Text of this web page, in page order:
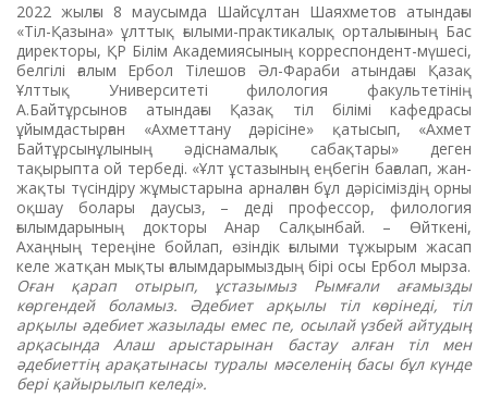
2022 жылғы 8 маусымда Шайсұлтан Шаяхметов атындағы
«Тіл-Қазына» ұлттық ғылыми-практикалық орталығының Бас
директоры, ҚР Білім Академиясының корреспондент-мүшесі,
белгілі ғалым Ербол Тілешов Әл-Фараби атындағы Қазақ
Ұлттық Университеті филология факультетінің
А.Байтұрсынов атындағы Қазақ тіл білімі кафедрасы
ұйымдастырған «Ахметтану дәрісіне» қатысып, «Ахмет
Байтұрсынұлының әдіснамалық сабақтары» деген
тақырыпта ой тербеді. «Ұлт ұстазының еңбегін бағалап, жан-
жақты түсіндіру жұмыстарына арналған бұл дәрісіміздің орны
оқшау болары даусыз, – деді профессор, филология
ғылымдарының докторы Анар Салқынбай. – Өйткені,
Ахаңның тереңіне бойлап, өзіндік ғылыми тұжырым жасап
келе жатқан мықты ғалымдарымыздың бірі осы Ербол мырза.
Оған қарап отырып, ұстазымыз Рымғали ағамызды
көргендей боламыз. Әдебиет арқылы тіл көрінеді, тіл
арқылы әдебиет жазылады емес пе, осылай үзбей айтудың
арқасында Алаш арыстарынан бастау алған тіл мен
әдебиеттің арақатынасы туралы мәселенің басы бұл күнде
бері қайырылып келеді».